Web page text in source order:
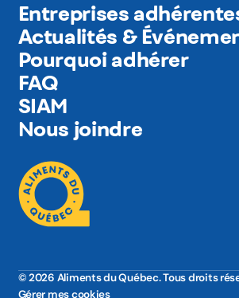
Entreprises
Actualités &
Pourquoi adhérer
FAQ
SIAM
Nous joindre
© 2026 Aliments du Québec. Tous droits
Gérer mes cookies